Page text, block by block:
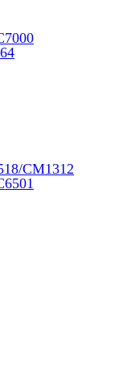
CM1312